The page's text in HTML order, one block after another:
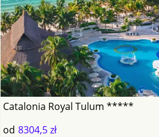
Catalonia Royal Tulum *****
od 8304,5 zł